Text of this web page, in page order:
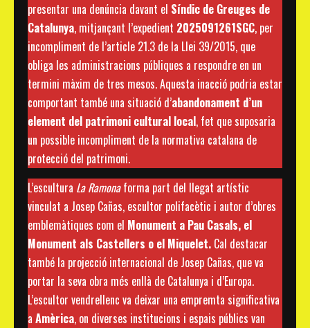
presentar una denúncia davant el Síndic de Greuges de
Catalunya, mitjançant l’expedient 2025091261SGC, per
incompliment de l’article 21.3 de la Llei 39/2015, que
obliga les administracions públiques a respondre en un
termini màxim de tres mesos. Aquesta inacció podria estar
comportant també una situació d’abandonament d’un
element del patrimoni cultural local, fet que suposaria
un possible incompliment de la normativa catalana de
protecció del patrimoni.
L’escultura La Ramonaforma part del llegat artístic
vinculat a Josep Cañas, escultor polifacètic i autor d’obres
emblemàtiques com el Monument a Pau Casals, el
Monument als Castellers o el Miquelet. Cal destacar
també la projecció internacional de Josep Cañas, que va
portar la seva obra més enllà de Catalunya i d’Europa.
L’escultor vendrellenc va deixar una empremta significativa
a Amèrica, on diverses institucions i espais públics van